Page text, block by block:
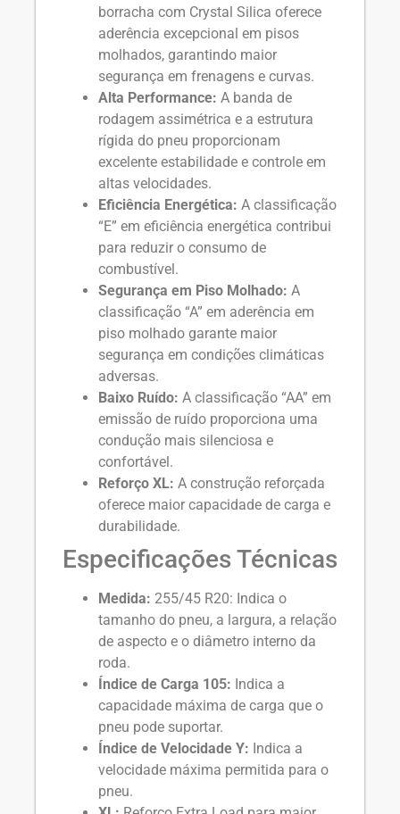
borracha com Crystal Silica oferece
aderência excepcional em pisos
molhados, garantindo maior
segurança em frenagens e curvas.
Alta Performance: A banda de
rodagem assimétrica e a estrutura
rígida do pneu proporcionam
excelente estabilidade e controle em
altas velocidades.
Eficiência Energética: A classificação
“E” em eficiência energética contribui
para reduzir o consumo de
combustível.
Segurança em Piso Molhado: A
classificação “A” em aderência em
piso molhado garante maior
segurança em condições climáticas
adversas.
Baixo Ruído: A classificação “AA” em
emissão de ruído proporciona uma
condução mais silenciosa e
confortável.
Reforço XL: A construção reforçada
oferece maior capacidade de carga e
durabilidade.
Especificações Técnicas
Medida: 255/45 R20: Indica o
tamanho do pneu, a largura, a relação
de aspecto e o diâmetro interno da
roda.
Índice de Carga 105: Indica a
capacidade máxima de carga que o
pneu pode suportar.
Índice de Velocidade Y: Indica a
velocidade máxima permitida para o
pneu.